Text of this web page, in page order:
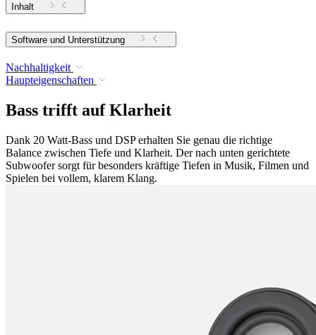
Inhalt
Software und Unterstützung
Nachhaltigkeit
Haupteigenschaften
Bass trifft auf Klarheit
Dank 20 Watt-Bass und DSP erhalten Sie genau die richtige
Balance zwischen Tiefe und Klarheit. Der nach unten gerichtete
Subwoofer sorgt für besonders kräftige Tiefen in Musik, Filmen und
Spielen bei vollem, klarem Klang.